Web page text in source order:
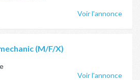
Voir l'annonce
(M/F/X)
Voir l'annonce